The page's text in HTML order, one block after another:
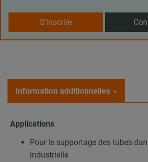
S'inscrire
Information additionnelles
Applications
Pour le supportage des tubes
industrielle